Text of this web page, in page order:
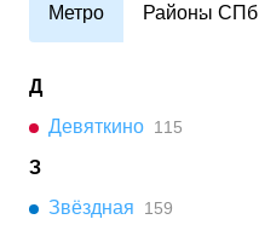
Метро Районы СПб
Д
Девяткино 115
З
Звёздная
159